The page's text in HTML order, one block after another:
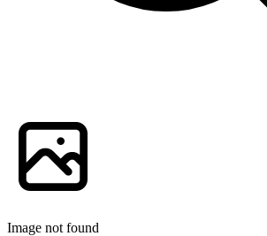
Image not found